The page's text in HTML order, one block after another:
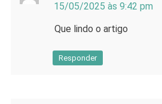
15/05/2025 às 9:42 pm
Que lindo o artigo
Responder